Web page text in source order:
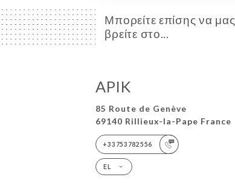
Μπορείτε επίσης να μας
βρείτε στο...
APIK
85 Route de Genève
69140 Rillieux-la-Pape France
+33753782556
EL